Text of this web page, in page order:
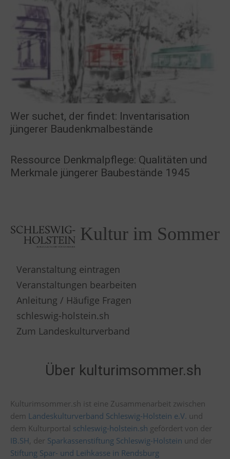
Wer suchet, der findet: Inventarisation
jüngerer Baudenkmalbestände
Ressource Denkmalpflege: Qualitäten und
Merkmale jüngerer Baubestände 1945
Kultur im Sommer
Veranstaltung eintragen
Veranstaltungen bearbeiten
Anleitung / Häufige Fragen
schleswig-holstein.sh
Zum Landeskulturverband
Über kulturimsommer.sh
Kulturimsommer.sh ist eine Zusammenarbeit zwischen
dem Landeskulturverband Schleswig-Holstein e.V. und
dem Kulturportal schleswig-holstein.sh gefördert von der
IB.SH, der Sparkassenstiftung Schleswig-Holstein und der
Stiftung Spar- und Leihkasse in Rendsburg